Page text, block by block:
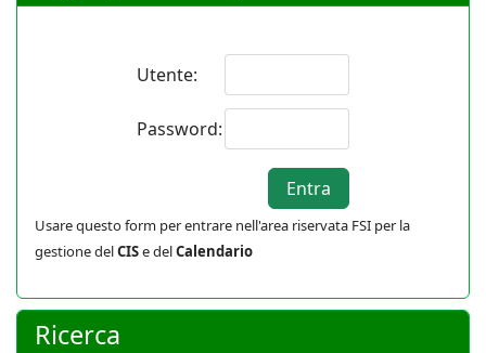
Utente:
Password:
Usare questo form per entrare nell'area riservata FSI per la
gestione delCISe delCalendario
Ricerca